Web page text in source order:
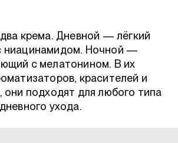
крема. Дневной — лёгкий
ниацинамидом. Ночной —
с мелатонином. В их
красителей и
они подходят для любого типа
ухода.